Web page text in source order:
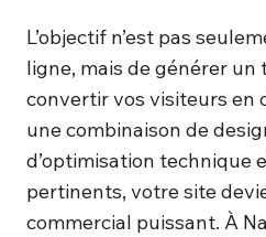
L’objectif n’est pas
ligne, mais de générer
convertir vos visiteurs en
une combinaison de
d’optimisation technique
pertinents, votre site
commercial puissant. À